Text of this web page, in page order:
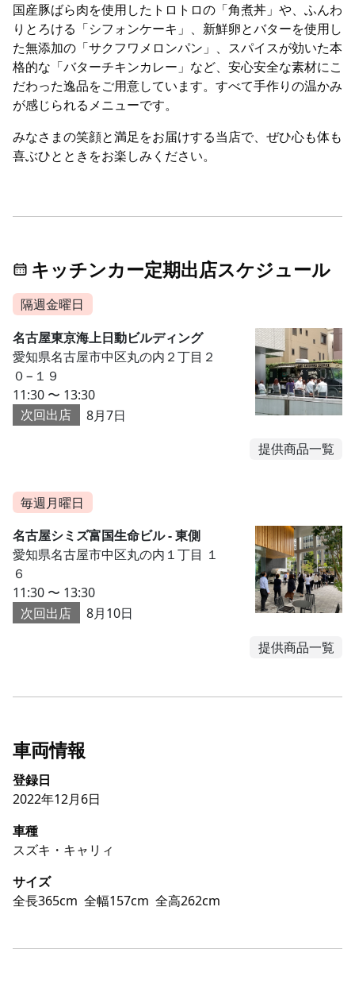
国産豚ばら肉を使用したトロトロの「角煮丼」や、ふんわ
りとろける「シフォンケーキ」、新鮮卵とバターを使用し
た無添加の「サクフワメロンパン」、スパイスが効いた本
格的な「バターチキンカレー」など、安心安全な素材にこ
だわった逸品をご用意しています。すべて手作りの温かみ
が感じられるメニューです。
みなさまの笑顔と満足をお届けする当店で、ぜひ心も体も
喜ぶひとときをお楽しみください。
キッチンカー定期出店スケジュール
隔週金曜日
名古屋東京海上日動ビルディング
愛知県名古屋市中区丸の内２丁目２
０−１９
11:30 〜 13:30
次回出店
8月7日
提供商品一覧
毎週月曜日
名古屋シミズ富国生命ビル - 東側
愛知県名古屋市中区丸の内１丁目 １
６
11:30 〜 13:30
次回出店
8月10日
提供商品一覧
車両情報
登録日
2022年12月6日
車種
スズキ・キャリィ
サイズ
全長365cm 全幅157cm 全高262cm